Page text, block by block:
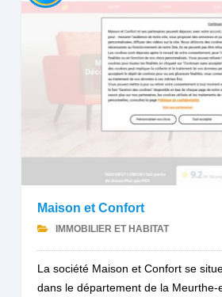
Maison et Confort
IMMOBILIER ET HABITAT
La société Maison et Confort se
dans le département de la Meurthe-